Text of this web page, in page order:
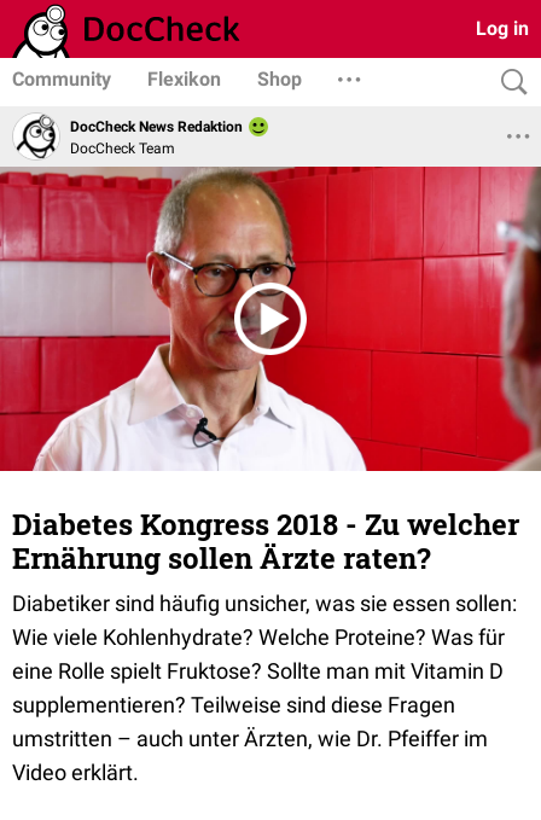
Log in
Community Flexikon Shop
DocCheck News Redaktion
DocCheck Team
Diabetes Kongress 2018 - Zu welcher
Ernährung sollen Ärzte raten?
Diabetiker sind häufig unsicher, was sie essen sollen:
Wie viele Kohlenhydrate? Welche Proteine? Was für
eine Rolle spielt Fruktose? Sollte man mit Vitamin D
supplementieren? Teilweise sind diese Fragen
umstritten – auch unter Ärzten, wie Dr. Pfeiffer im
Video erklärt.